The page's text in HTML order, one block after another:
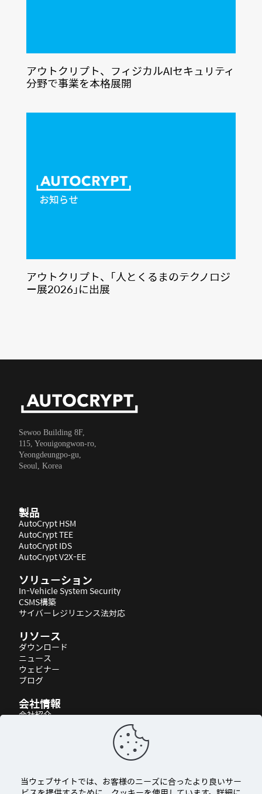
アウトクリプト、フィジカルAIセキュリティ
分野で事業を本格展開
アウトクリプト、「人とくるまのテクノロジ
ー展2026」に出展
Sewoo Building 8F,
115, Yeouigongwon-ro,
Yeongdeungpo-gu,
Seoul, Korea
製品
AutoCrypt HSM
AutoCrypt TEE
AutoCrypt IDS
AutoCrypt V2X-EE
ソリューション
In-Vehicle System Security
CSMS構築
サイバーレジリエンス法対応
リソース
ダウンロード
ニュース
ウェビナー
ブログ
会社情報
会社紹介
当ウェブサイトでは、お客様のニーズに合ったより良いサー